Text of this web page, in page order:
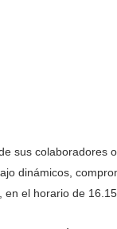
sus colaboradores
dinámicos,
el horario de